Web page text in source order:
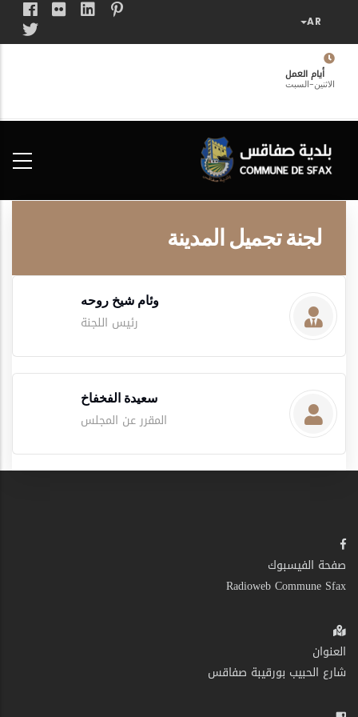
المحتوى
الرئيسيأيام العمل
الاثنين-السبت
لجنة تجميل المدينة
وئام شيخ روحه
رئيس اللجنة
سعيدة الفخفاخ
المقرر عن المجلس
صفحة الفيسبوك
Radioweb Commune Sfax
العنوان
شارع الحبيب بورقيبة صفاقس